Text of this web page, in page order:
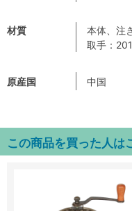
材質
本体、注
取手：
原産国 中国
この商品を買った人は